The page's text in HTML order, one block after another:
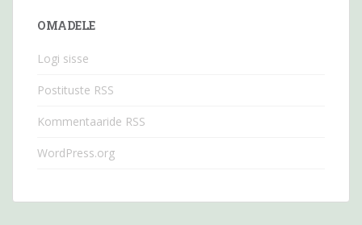
OMADELE
Logi sisse
Postituste RSS
Kommentaaride RSS
WordPress.org